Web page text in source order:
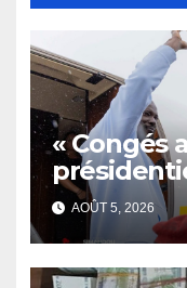
« Congés
s’envole,
l’armée
AOÛT 5, 2026